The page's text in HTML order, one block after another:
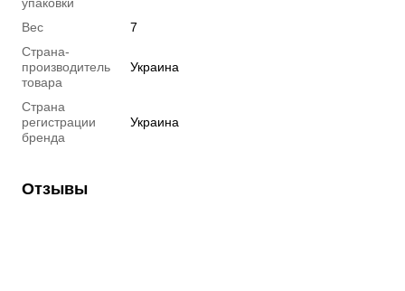
Вес
7
Страна-
производитель
товара
Украина
Страна
регистрации
бренда
Украина
Отзывы